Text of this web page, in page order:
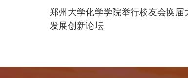
郑州大学化学学院举行校友会换届
发展创新论坛